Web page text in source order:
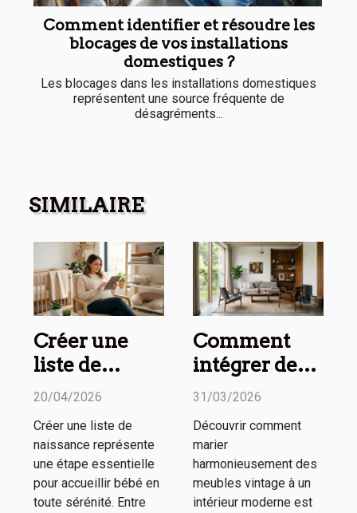
Comment identifier et résoudre les
blocages de vos installations
domestiques ?
Les blocages dans les installations domestiques
représentent une source fréquente de
désagréments...
SIMILAIRE
Créer une
liste de
naissance
esthétique :
nos conseils
20/04/2026
Créer une liste de
naissance représente
une étape essentielle
pour accueillir bébé en
toute sérénité. Entre
Comment
intégrer des
meubles
un espace
moderne ?
31/03/2026
Découvrir comment
marier
harmonieusement des
meubles vintage à un
intérieur moderne est